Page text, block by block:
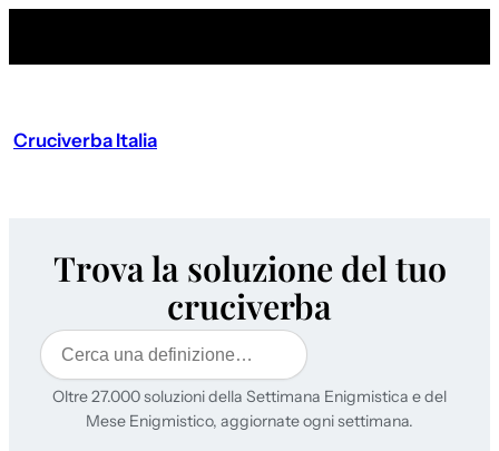
Cruciverba Italia
Trova la soluzione del tuo
cruciverba
Cerca
Oltre 27.000 soluzioni della Settimana Enigmistica e del
Mese Enigmistico, aggiornate ogni settimana.